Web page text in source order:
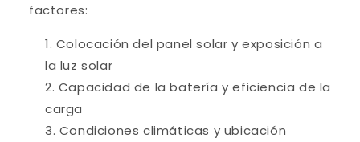
factores:
Colocación del panel solar y exposición a
la luz solar
Capacidad de la batería y eficiencia de la
carga
Condiciones climáticas y ubicación